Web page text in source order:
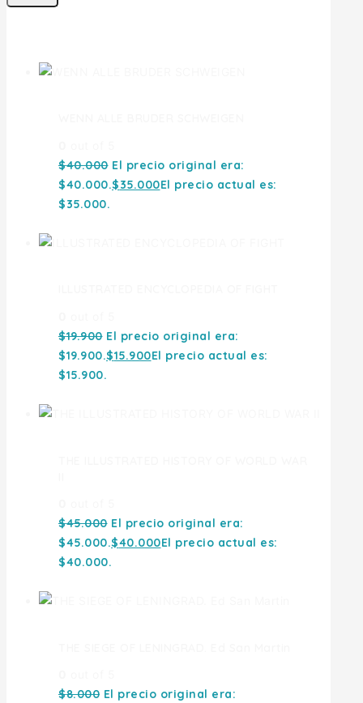
$40.000 El precio original era:
$40.000.$35.000El precio actual es:
$35.000.
$19.900 El precio original era:
$19.900.$15.900El precio actual es:
$15.900.
$45.000 El precio original era:
$45.000.$40.000El precio actual es:
$40.000.
$8.000 El precio original era: